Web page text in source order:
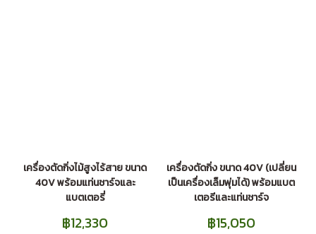
เครื่องตัดกิ่งไม้สูงไร้สาย ขนาด
40V พร้อมแท่นชาร์จและ
แบตเตอรี่
฿12,330
เครื่องตัดกิ่ง ขนาด 40V (เปลี่ยน
เป็นเครื่องเล็มพุ่มได้) พร้อมแบต
เตอรีและแท่นชาร์จ
฿15,050